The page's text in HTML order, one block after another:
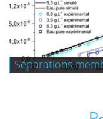
Séparations